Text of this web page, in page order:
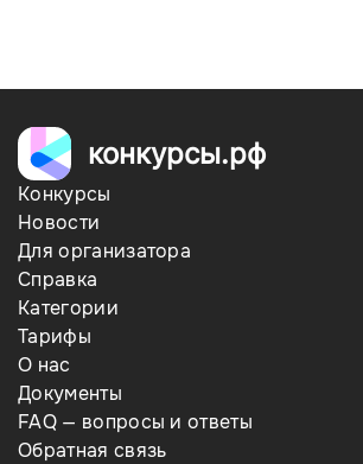
конкурсы.рф
Конкурсы
Новости
Для организатора
Справка
Категории
Тарифы
О нас
Документы
FAQ — вопросы и ответы
Обратная связь